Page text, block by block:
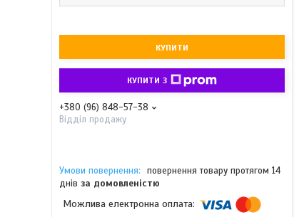
КУПИТИ
КУПИТИ З
+380 (96) 848-57-38
Відділ продажу
повернення товару протягом 14
днів за домовленістю